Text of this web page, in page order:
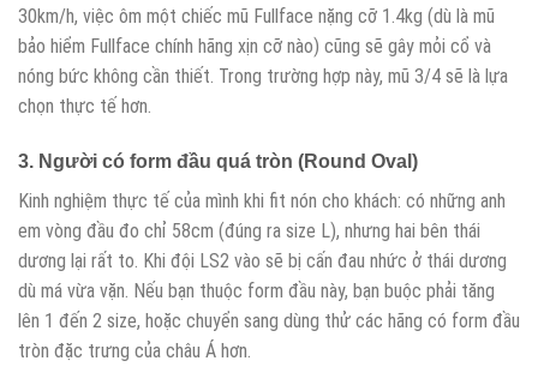
30km/h, việc ôm một chiếc mũ Fullface nặng cỡ 1.4kg (dù là mũ
bảo hiểm Fullface chính hãng xịn cỡ nào) cũng sẽ gây mỏi cổ và
nóng bức không cần thiết. Trong trường hợp này, mũ 3/4 sẽ là lựa
chọn thực tế hơn.
3. Người có form đầu quá tròn (Round Oval)
Kinh nghiệm thực tế của mình khi fit nón cho khách: có những anh
em vòng đầu đo chỉ 58cm (đúng ra size L), nhưng hai bên thái
dương lại rất to. Khi đội LS2 vào sẽ bị cấn đau nhức ở thái dương
dù má vừa vặn. Nếu bạn thuộc form đầu này, bạn buộc phải tăng
lên 1 đến 2 size, hoặc chuyển sang dùng thử các hãng có form đầu
tròn đặc trưng của châu Á hơn.